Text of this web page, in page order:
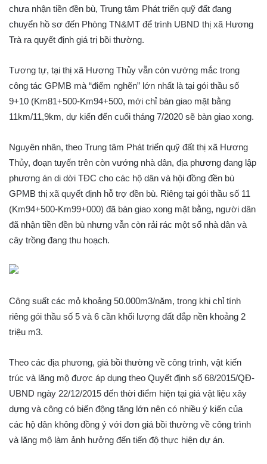
chưa nhận tiền đền bù, Trung tâm Phát triển quỹ đất đang
chuyển hồ sơ đến Phòng TN&MT để trình UBND thị xã Hương
Trà ra quyết định giá trị bồi thường.
Tương tự, tại thị xã Hương Thủy vẫn còn vướng mắc trong
công tác GPMB mà “điểm nghẽn” lớn nhất là tại gói thầu số
9+10 (Km81+500-Km94+500, mới chỉ bàn giao mặt bằng
11km/11,9km, dự kiến đến cuối tháng 7/2020 sẽ bàn giao xong.
Nguyên nhân, theo Trung tâm Phát triển quỹ đất thị xã Hương
Thủy, đoạn tuyến trên còn vướng nhà dân, địa phương đang lập
phương án di dời TĐC cho các hộ dân và hội đồng đền bù
GPMB thị xã quyết định hỗ trợ đền bù. Riêng tại gói thầu số 11
(Km94+500-Km99+000) đã bàn giao xong mặt bằng, người dân
đã nhận tiền đền bù nhưng vẫn còn rải rác một số nhà dân và
cây trồng đang thu hoạch.
Công suất các mỏ khoảng 50.000m3/năm, trong khi chỉ tính
riêng gói thầu số 5 và 6 cần khối lượng đất đắp nền khoảng 2
triệu m3.
Theo các địa phương, giá bồi thường về công trình, vật kiến
trúc và lăng mộ được áp dụng theo Quyết định số 68/2015/QĐ-
UBND ngày 22/12/2015 đến thời điểm hiện tại giá vật liệu xây
dựng và công có biến động tăng lớn nên có nhiều ý kiến của
các hộ dân không đồng ý với đơn giá bồi thường về công trình
và lăng mộ làm ảnh hưởng đến tiến độ thực hiện dự án.